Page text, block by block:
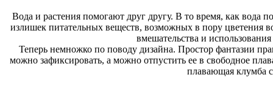
Вода и растения помогают друг другу. В то время, как вода
излишек питательных веществ, возможных в пору цветения
вмешательства и
Теперь немножко по поводу дизайна. Простор фантазии
можно зафиксировать, а можно отпустить ее в свободное
плавающая клумба